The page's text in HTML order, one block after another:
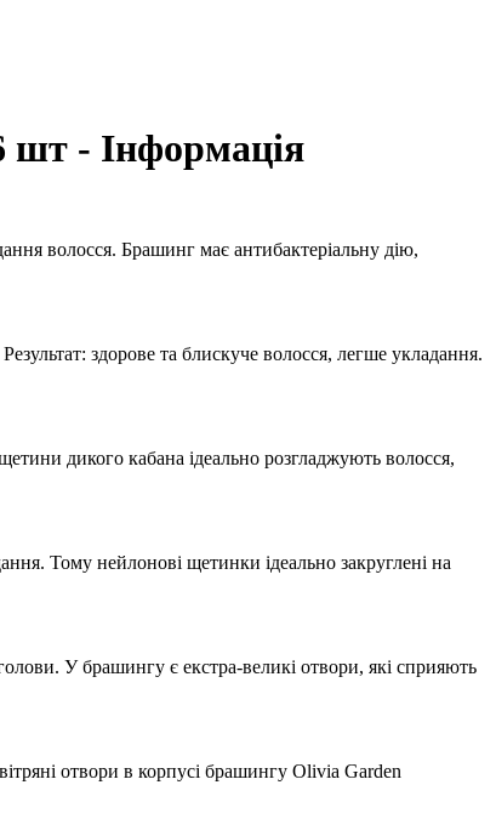
шт - Інформація
волосся. Брашинг має антибактеріальну дію,
здорове та блискуче волосся, легше укладання.
дикого кабана ідеально розгладжують волосся,
Тому нейлонові щетинки ідеально закруглені на
У брашингу є екстра-великі отвори, які сприяють
отвори в корпусі брашингу Olivia Garden